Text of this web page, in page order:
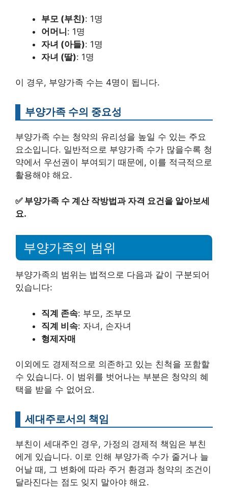
부모 (부친): 1명
어머니: 1명
자녀 (아들): 1명
자녀 (딸): 1명
이 경우, 부양가족 수는 4명이 됩니다.
부양가족 수의 중요성
부양가족 수는 청약의 유리성을 높일 수 있는 주요
요소입니다. 일반적으로 부양가족 수가 많을수록 청
약에서 우선권이 부여되기 때문에, 이를 적극적으로
활용해야 해요.
✅ 부양가족 수 계산 작방법과 자격 요건을 알아보세
요.
부양가족의 범위
부양가족의 범위는 법적으로 다음과 같이 구분되어
있습니다:
직계 존속: 부모, 조부모
직계 비속: 자녀, 손자녀
형제자매
이외에도 경제적으로 의존하고 있는 친척을 포함할
수 있습니다. 이 범위를 벗어나는 부분은 청약의 혜
택을 받을 수 없어요.
세대주로서의 책임
부친이 세대주인 경우, 가정의 경제적 책임은 부친
에게 있습니다. 이로 인해 부양가족 수가 줄거나 늘
어날 때, 그 변화에 따라 주거 환경과 청약의 조건이
달라진다는 점도 잊지 말아야 해요.